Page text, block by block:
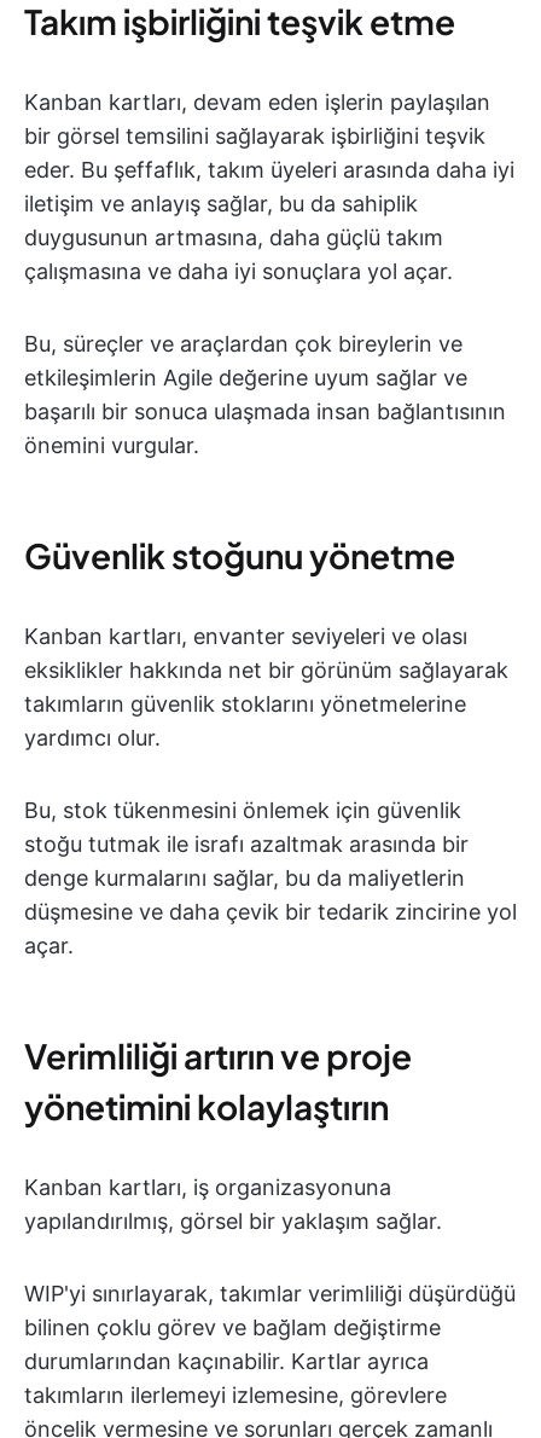
Takım işbirliğini teşvik etme
Kanban kartları, devam eden işlerin paylaşılan
bir görsel temsilini sağlayarak işbirliğini teşvik
eder. Bu şeffaflık, takım üyeleri arasında daha iyi
iletişim ve anlayış sağlar, bu da sahiplik
duygusunun artmasına, daha güçlü takım
çalışmasına ve daha iyi sonuçlara yol açar.
Bu, süreçler ve araçlardan çok bireylerin ve
etkileşimlerin Agile değerine uyum sağlar ve
başarılı bir sonuca ulaşmada insan bağlantısının
önemini vurgular.
Güvenlik stoğunu yönetme
Kanban kartları, envanter seviyeleri ve olası
eksiklikler hakkında net bir görünüm sağlayarak
takımların güvenlik stoklarını yönetmelerine
yardımcı olur.
Bu, stok tükenmesini önlemek için güvenlik
stoğu tutmak ile israfı azaltmak arasında bir
denge kurmalarını sağlar, bu da maliyetlerin
düşmesine ve daha çevik bir tedarik zincirine yol
açar.
Verimliliği artırın ve proje
yönetimini kolaylaştırın
Kanban kartları, iş organizasyonuna
yapılandırılmış, görsel bir yaklaşım sağlar.
WIP'yi sınırlayarak, takımlar verimliliği düşürdüğü
bilinen çoklu görev ve bağlam değiştirme
durumlarından kaçınabilir. Kartlar ayrıca
takımların ilerlemeyi izlemesine, görevlere
öncelik vermesine ve sorunları gerçek zamanlı